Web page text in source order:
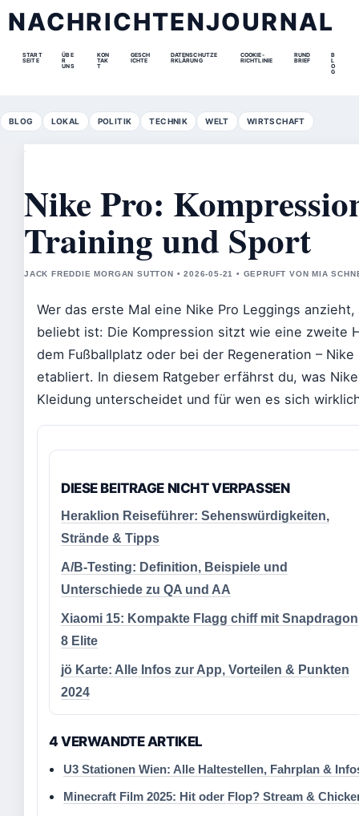
NACHRICHTENJOURNAL
START
SEITE
ÜBE
R
UNS
KON
TAK
T
GESCH
ICHTE
DATENSCHUTZE
RKLÄRUNG
COOKIE-
RICHTLINIE
RUND
BRIEF
B
L
O
G
BLOG LOKAL POLITIK TECHNIK WELT WIRTSCHAFT
Nike Pro:
Training und Sport
JACK FREDDIE MORGAN SUTTON • 2026-05-21 • GEPRUFT VON MIA
Wer das erste Mal eine Nike Pro Leggings
beliebt ist: Die Kompression sitzt wie eine zweite
dem Fußballplatz oder bei der Regeneration –
etabliert. In diesem Ratgeber erfährst du, was
Kleidung unterscheidet und für wen es sich
DIESE BEITRAGE NICHT VERPASSEN
Heraklion Reiseführer: Sehenswürdigkeiten,
Strände & Tipps
A/B-Testing: Definition, Beispiele und
Unterschiede zu QA und AA
Xiaomi 15: Kompakte Flagg chiff mit Snapdragon
8 Elite
jö Karte: Alle Infos zur App, Vorteilen & Punkten
2024
4 VERWANDTE ARTIKEL
U3 Stationen Wien: Alle Haltestellen, Fahrplan &
Minecraft Film 2025: Hit oder Flop? Stream &